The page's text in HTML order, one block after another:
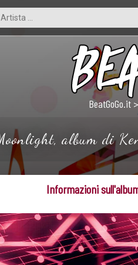
BeatGoGo.it
album di
Informazioni